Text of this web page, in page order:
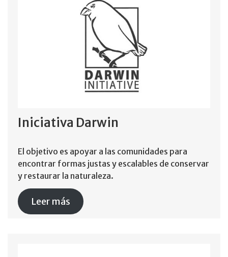
Iniciativa Darwin
El objetivo es apoyar a las comunidades para
encontrar formas justas y escalables de conservar
y restaurar la naturaleza.
Leer más